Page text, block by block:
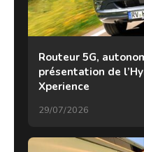
Routeur 5G,
présentation de
Xperience
29/07/2026